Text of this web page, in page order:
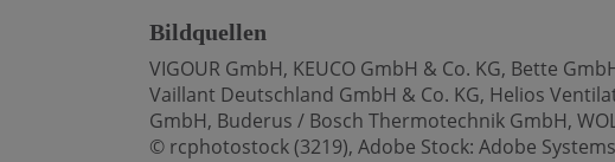
Bildquellen
VIGOUR GmbH, KEUCO GmbH & Co. KG, Bette
Vaillant Deutschland GmbH & Co. KG, Helios
GmbH, Buderus / Bosch Thermotechnik GmbH,
© rcphotostock (3219), Adobe Stock: Adobe